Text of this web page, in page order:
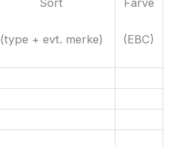
Sort
(type + evt. merke)
Farve
(EBC)